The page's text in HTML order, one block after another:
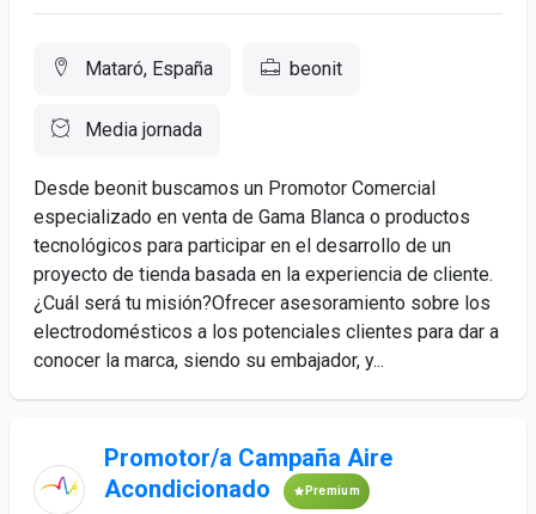
Mataró, España beonit
Media jornada
Desde beonit buscamos un Promotor Comercial
especializado en venta de Gama Blanca o productos
tecnológicos para participar en el desarrollo de un
proyecto de tienda basada en la experiencia de cliente.
¿Cuál será tu misión?Ofrecer asesoramiento sobre los
electrodomésticos a los potenciales clientes para dar a
conocer la marca, siendo su embajador, y...
Promotor/a Campaña Aire
Acondicionado
Premium